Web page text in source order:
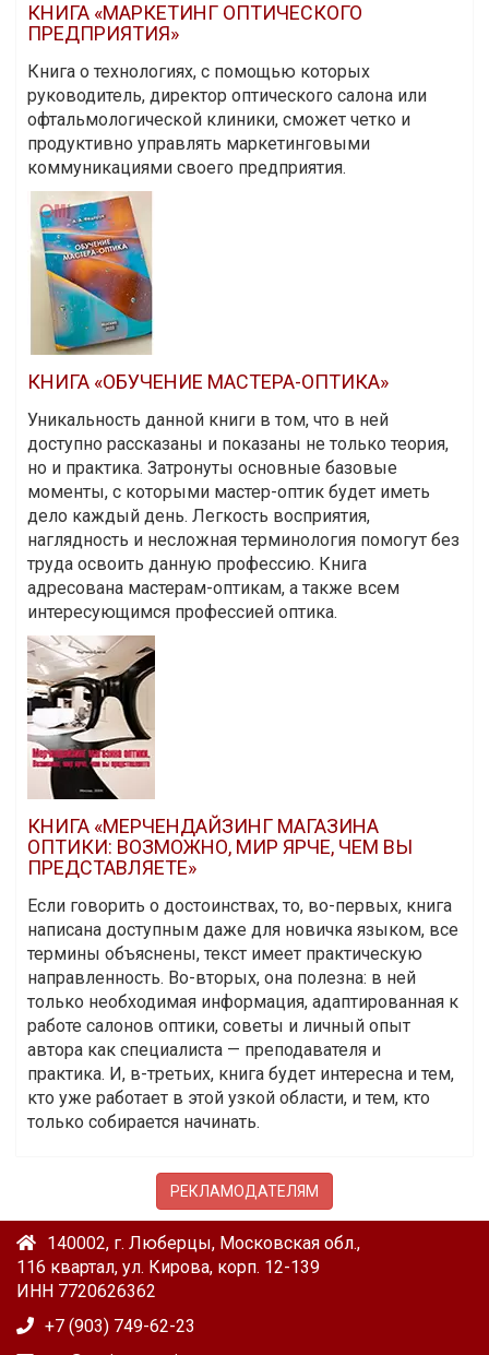
КНИГА «МАРКЕТИНГ ОПТИЧЕСКОГО
ПРЕДПРИЯТИЯ»
Книга о технологиях, с помощью которых
руководитель, директор оптического салона или
офтальмологической клиники, сможет четко и
продуктивно управлять маркетинговыми
коммуникациями своего предприятия.
КНИГА «ОБУЧЕНИЕ МАСТЕРА-ОПТИКА»
Уникальность данной книги в том, что в ней
доступно рассказаны и показаны не только теория,
но и практика. Затронуты основные базовые
моменты, с которыми мастер-оптик будет иметь
дело каждый день. Легкость восприятия,
наглядность и несложная терминология помогут без
труда освоить данную профессию. Книга
адресована мастерам-оптикам, а также всем
интересующимся профессией оптика.
КНИГА «МЕРЧЕНДАЙЗИНГ МАГАЗИНА
ОПТИКИ: ВОЗМОЖНО, МИР ЯРЧЕ, ЧЕМ ВЫ
ПРЕДСТАВЛЯЕТЕ»
Если говорить о достоинствах, то, во-первых, книга
написана доступным даже для новичка языком, все
термины объяснены, текст имеет практическую
направленность. Во-вторых, она полезна: в ней
только необходимая информация, адаптированная к
работе салонов оптики, советы и личный опыт
автора как специалиста — преподавателя и
практика. И, в-третьих, книга будет интересна и тем,
кто уже работает в этой узкой области, и тем, кто
только собирается начинать.
РЕКЛАМОДАТЕЛЯМ
140002, г. Люберцы, Московская обл.,
116 квартал, ул. Кирова, корп. 12-139
ИНН 7720626362
+7 (903) 749-62-23